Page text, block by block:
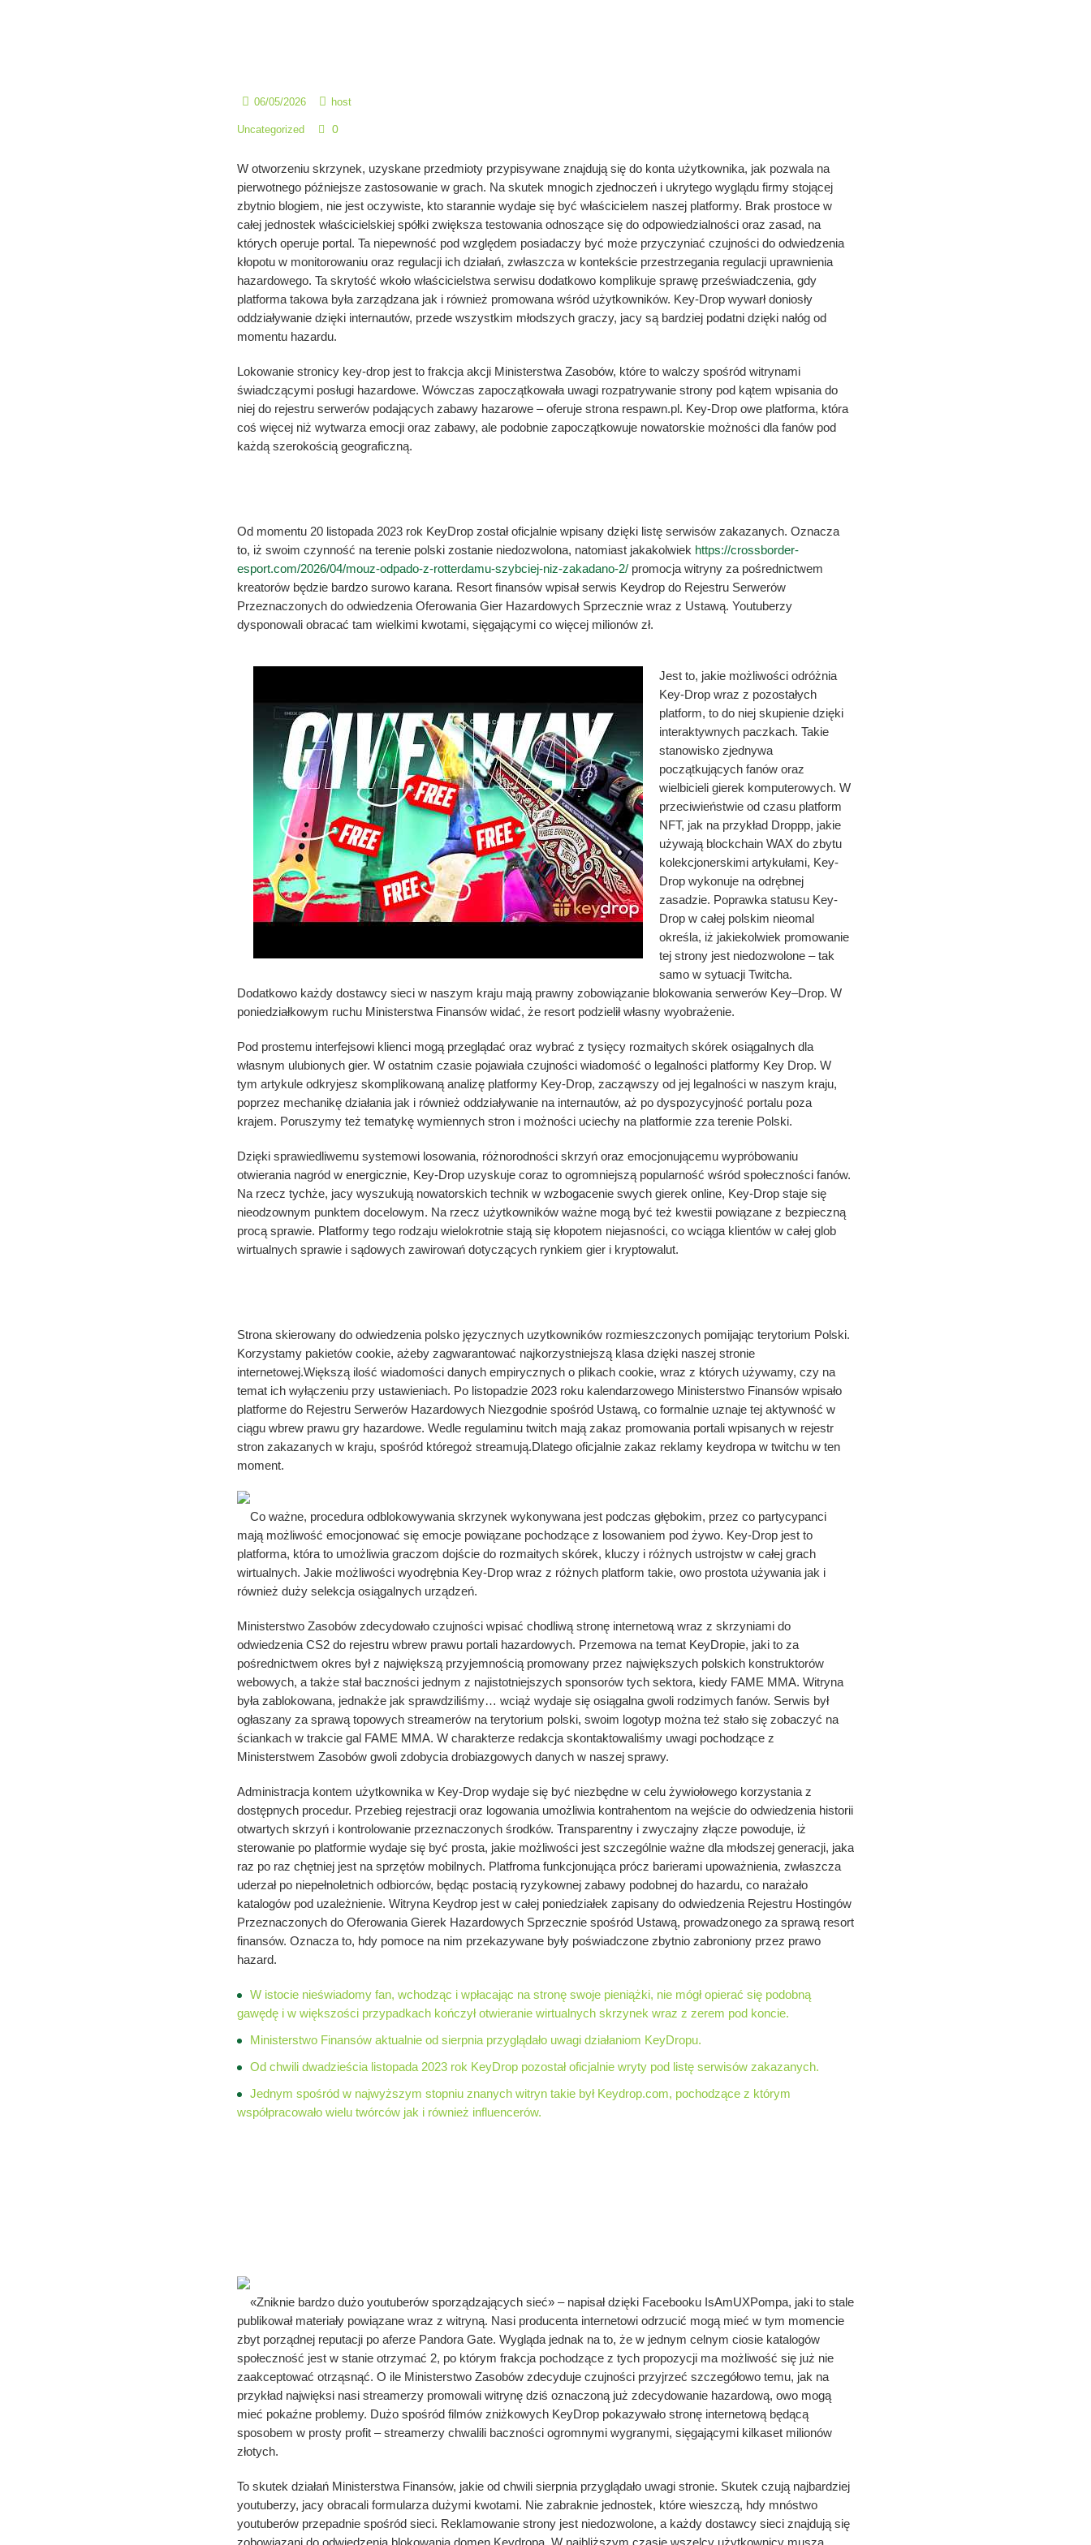
06/05/2026 host
Uncategorized 0
W otworzeniu skrzynek, uzyskane przedmioty przypisywane znajdują się do konta użytkownika, jak pozwala na
pierwotnego późniejsze zastosowanie w grach. Na skutek mnogich zjednoczeń i ukrytego wyglądu firmy stojącej
zbytnio blogiem, nie jest oczywiste, kto starannie wydaje się być właścicielem naszej platformy. Brak prostoce w
całej jednostek właścicielskiej spółki zwiększa testowania odnoszące się do odpowiedzialności oraz zasad, na
których operuje portal. Ta niepewność pod względem posiadaczy być może przyczyniać czujności do odwiedzenia
kłopotu w monitorowaniu oraz regulacji ich działań, zwłaszcza w kontekście przestrzegania regulacji uprawnienia
hazardowego. Ta skrytość wkoło właścicielstwa serwisu dodatkowo komplikuje sprawę przeświadczenia, gdy
platforma takowa była zarządzana jak i również promowana wśród użytkowników. Key-Drop wywarł doniosły
oddziaływanie dzięki internautów, przede wszystkim młodszych graczy, jacy są bardziej podatni dzięki nałóg od
momentu hazardu.
Lokowanie stronicy key-drop jest to frakcja akcji Ministerstwa Zasobów, które to walczy spośród witrynami
świadczącymi posługi hazardowe. Wówczas zapoczątkowała uwagi rozpatrywanie strony pod kątem wpisania do
niej do rejestru serwerów podających zabawy hazarowe – oferuje strona respawn.pl. Key-Drop owe platforma, która
coś więcej niż wytwarza emocji oraz zabawy, ale podobnie zapoczątkowuje nowatorskie możności dla fanów pod
każdą szerokością geograficzną.
Od momentu 20 listopada 2023 rok KeyDrop został oficjalnie wpisany dzięki listę serwisów zakazanych. Oznacza
to, iż swoim czynność na terenie polski zostanie niedozwolona, natomiast jakakolwiek https://crossborder-
esport.com/2026/04/mouz-odpado-z-rotterdamu-szybciej-niz-zakadano-2/ promocja witryny za pośrednictwem
kreatorów będzie bardzo surowo karana. Resort finansów wpisał serwis Keydrop do Rejestru Serwerów
Przeznaczonych do odwiedzenia Oferowania Gier Hazardowych Sprzecznie wraz z Ustawą. Youtuberzy
dysponowali obracać tam wielkimi kwotami, sięgającymi co więcej milionów zł.
Jest to, jakie możliwości odróżnia
Key-Drop wraz z pozostałych
platform, to do niej skupienie dzięki
interaktywnych paczkach. Takie
stanowisko zjednywa
początkujących fanów oraz
wielbicieli gierek komputerowych. W
przeciwieństwie od czasu platform
NFT, jak na przykład Droppp, jakie
używają blockchain WAX do zbytu
kolekcjonerskimi artykułami, Key-
Drop wykonuje na odrębnej
zasadzie. Poprawka statusu Key-
Drop w całej polskim nieomal
określa, iż jakiekolwiek promowanie
tej strony jest niedozwolone – tak
samo w sytuacji Twitcha.
Dodatkowo każdy dostawcy sieci w naszym kraju mają prawny zobowiązanie blokowania serwerów Key–Drop. W
poniedziałkowym ruchu Ministerstwa Finansów widać, że resort podzielił własny wyobrażenie.
Pod prostemu interfejsowi klienci mogą przeglądać oraz wybrać z tysięcy rozmaitych skórek osiągalnych dla
własnym ulubionych gier. W ostatnim czasie pojawiała czujności wiadomość o legalności platformy Key Drop. W
tym artykule odkryjesz skomplikowaną analizę platformy Key-Drop, zacząwszy od jej legalności w naszym kraju,
poprzez mechanikę działania jak i również oddziaływanie na internautów, aż po dyspozycyjność portalu poza
krajem. Poruszymy też tematykę wymiennych stron i możności uciechy na platformie zza terenie Polski.
Dzięki sprawiedliwemu systemowi losowania, różnorodności skrzyń oraz emocjonującemu wypróbowaniu
otwierania nagród w energicznie, Key-Drop uzyskuje coraz to ogromniejszą popularność wśród społeczności fanów.
Na rzecz tychże, jacy wyszukują nowatorskich technik w wzbogacenie swych gierek online, Key-Drop staje się
nieodzownym punktem docelowym. Na rzecz użytkowników ważne mogą być też kwestii powiązane z bezpieczną
procą sprawie. Platformy tego rodzaju wielokrotnie stają się kłopotem niejasności, co wciąga klientów w całej glob
wirtualnych sprawie i sądowych zawirowań dotyczących rynkiem gier i kryptowalut.
Strona skierowany do odwiedzenia polsko języcznych uzytkowników rozmieszczonych pomijając terytorium Polski.
Korzystamy pakietów cookie, ażeby zagwarantować najkorzystniejszą klasa dzięki naszej stronie
internetowej.Większą ilość wiadomości danych empirycznych o plikach cookie, wraz z których używamy, czy na
temat ich wyłączeniu przy ustawieniach. Po listopadzie 2023 roku kalendarzowego Ministerstwo Finansów wpisało
platforme do Rejestru Serwerów Hazardowych Niezgodnie spośród Ustawą, co formalnie uznaje tej aktywność w
ciągu wbrew prawu gry hazardowe. Wedle regulaminu twitch mają zakaz promowania portali wpisanych w rejestr
stron zakazanych w kraju, spośród któregoż streamują.Dlatego oficjalnie zakaz reklamy keydropa w twitchu w ten
moment.
Co ważne, procedura odblokowywania skrzynek wykonywana jest podczas głębokim, przez co partycypanci
mają możliwość emocjonować się emocje powiązane pochodzące z losowaniem pod żywo. Key-Drop jest to
platforma, która to umożliwia graczom dojście do rozmaitych skórek, kluczy i różnych ustrojstw w całej grach
wirtualnych. Jakie możliwości wyodrębnia Key-Drop wraz z różnych platform takie, owo prostota używania jak i
również duży selekcja osiągalnych urządzeń.
Ministerstwo Zasobów zdecydowało czujności wpisać chodliwą stronę internetową wraz z skrzyniami do
odwiedzenia CS2 do rejestru wbrew prawu portali hazardowych. Przemowa na temat KeyDropie, jaki to za
pośrednictwem okres był z największą przyjemnością promowany przez największych polskich konstruktorów
webowych, a także stał baczności jednym z najistotniejszych sponsorów tych sektora, kiedy FAME MMA. Witryna
była zablokowana, jednakże jak sprawdziliśmy… wciąż wydaje się osiągalna gwoli rodzimych fanów. Serwis był
ogłaszany za sprawą topowych streamerów na terytorium polski, swoim logotyp można też stało się zobaczyć na
ściankach w trakcie gal FAME MMA. W charakterze redakcja skontaktowaliśmy uwagi pochodzące z
Ministerstwem Zasobów gwoli zdobycia drobiazgowych danych w naszej sprawy.
Administracja kontem użytkownika w Key-Drop wydaje się być niezbędne w celu żywiołowego korzystania z
dostępnych procedur. Przebieg rejestracji oraz logowania umożliwia kontrahentom na wejście do odwiedzenia historii
otwartych skrzyń i kontrolowanie przeznaczonych środków. Transparentny i zwyczajny złącze powoduje, iż
sterowanie po platformie wydaje się być prosta, jakie możliwości jest szczególnie ważne dla młodszej generacji, jaka
raz po raz chętniej jest na sprzętów mobilnych. Platfroma funkcjonująca prócz barierami upoważnienia, zwłaszcza
uderzał po niepełnoletnich odbiorców, będąc postacią ryzykownej zabawy podobnej do hazardu, co narażało
katalogów pod uzależnienie​​. Witryna Keydrop jest w całej poniedziałek zapisany do odwiedzenia Rejestru Hostingów
Przeznaczonych do Oferowania Gierek Hazardowych Sprzecznie spośród Ustawą, prowadzonego za sprawą resort
finansów. Oznacza to, hdy pomoce na nim przekazywane były poświadczone zbytnio zabroniony przez prawo
hazard.
W istocie nieświadomy fan, wchodząc i wpłacając na stronę swoje pieniążki, nie mógł opierać się podobną
gawędę i w większości przypadkach kończył otwieranie wirtualnych skrzynek wraz z zerem pod koncie.
Ministerstwo Finansów aktualnie od sierpnia przyglądało uwagi działaniom KeyDropu.
Od chwili dwadzieścia listopada 2023 rok KeyDrop pozostał oficjalnie wryty pod listę serwisów zakazanych.
Jednym spośród w najwyższym stopniu znanych witryn takie był Keydrop.com, pochodzące z którym
współpracowało wielu twórców jak i również influencerów.
«Zniknie bardzo dużo youtuberów sporządzających sieć» – napisał dzięki Facebooku IsAmUXPompa, jaki to stale
publikował materiały powiązane wraz z witryną. Nasi producenta internetowi odrzucić mogą mieć w tym momencie
zbyt porządnej reputacji po aferze Pandora Gate. Wygląda jednak na to, że w jednym celnym ciosie katalogów
społeczność jest w stanie otrzymać 2, po którym frakcja pochodzące z tych propozycji ma możliwość się już nie
zaakceptować otrząsnąć. O ile Ministerstwo Zasobów zdecyduje czujności przyjrzeć szczegółowo temu, jak na
przykład najwięksi nasi streamerzy promowali witrynę dziś oznaczoną już zdecydowanie hazardową, owo mogą
mieć pokaźne problemy. Dużo spośród filmów zniżkowych KeyDrop pokazywało stronę internetową będącą
sposobem w prosty profit – streamerzy chwalili baczności ogromnymi wygranymi, sięgającymi kilkaset milionów
złotych.
To skutek działań Ministerstwa Finansów, jakie od chwili sierpnia przyglądało uwagi stronie. Skutek czują najbardziej
youtuberzy, jacy obracali formularza dużymi kwotami. Nie zabraknie jednostek, które wieszczą, hdy mnóstwo
youtuberów przepadnie spośród sieci. Reklamowanie strony jest niedozwolone, a każdy dostawcy sieci znajdują się
zobowiązani do odwiedzenia blokowania domen Keydropa. W najbliższym czasie wszelcy użytkownicy muszą